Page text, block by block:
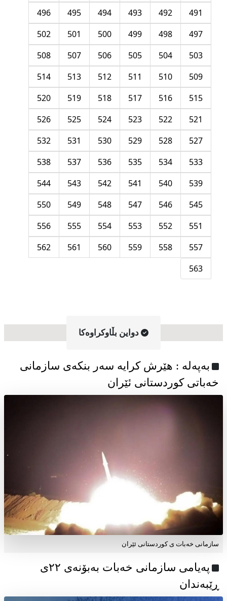
491
492
493
494
495
496
497
498
499
500
501
502
503
504
505
506
507
508
509
510
511
512
513
514
515
516
517
518
519
520
521
522
523
524
525
526
527
528
529
530
531
532
533
534
535
536
537
538
539
540
541
542
543
544
545
546
547
548
549
550
551
552
553
554
555
556
557
558
559
560
561
562
563
دواین بڵاوکراوه‌کا
به‌په‌له‌ : هێرش کرایە سەر بنکەی سازمانی
خەباتی کوردستانی ئێران
سازمانی خەبات ی کوردستانی ئێران
پەیامی سازمانی خەبات بەبۆنەی ۲۲ی
ڕێبەندان